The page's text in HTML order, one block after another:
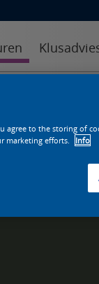
agree to the storing of
marketing efforts.
Info